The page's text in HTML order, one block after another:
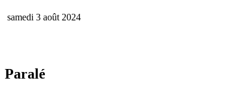
samedi 3 août 2024
Paralé